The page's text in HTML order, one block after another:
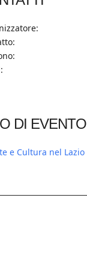
DI EVENTO
e Cultura nel Lazio